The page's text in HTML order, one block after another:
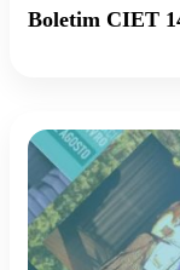
Boletim CIET